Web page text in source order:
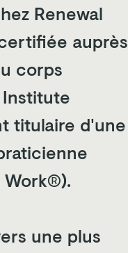
Renewal
auprès
corps
Institute
titulaire d'une
une plus